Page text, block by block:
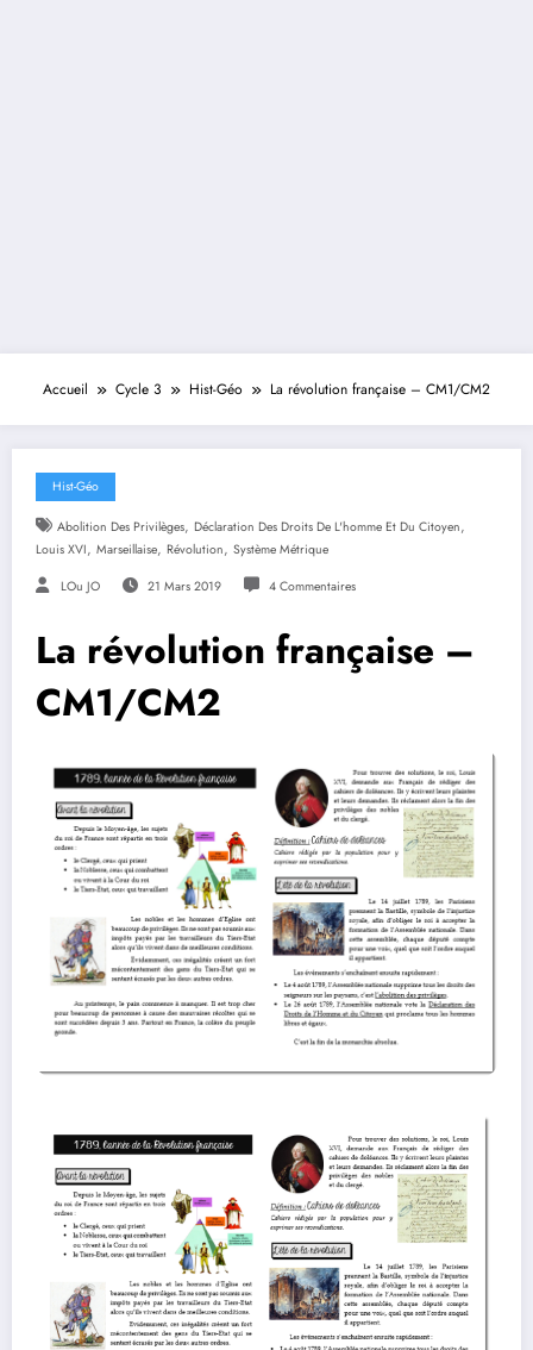
Accueil Cycle 3 Hist-Géo La révolution française – CM1/CM2
Hist-Géo
Abolition Des Privilèges, Déclaration Des Droits De L'homme Et Du Citoyen,
Louis XVI, Marseillaise, Révolution, Système Métrique
LOu JO 21 Mars 2019 4 Commentaires
La révolution française –
CM1/CM2